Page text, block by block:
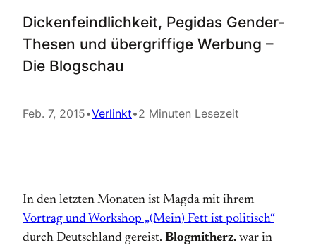
Dickenfeindlichkeit, Pegidas Gender-
Thesen und übergriffige Werbung –
Die Blogschau
Feb. 7, 2015•Verlinkt•2 Minuten Lesezeit
In den letzten Monaten ist Magda mit ihrem
Vortrag und Workshop „(Mein) Fett ist politisch“
durch Deutschland gereist. Blogmitherz. war in